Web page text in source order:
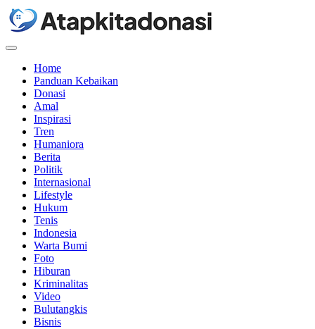
Menu
Home
Panduan Kebaikan
Donasi
Amal
Inspirasi
Tren
Humaniora
Berita
Politik
Internasional
Lifestyle
Hukum
Tenis
Indonesia
Warta Bumi
Foto
Hiburan
Kriminalitas
Video
Bulutangkis
Bisnis